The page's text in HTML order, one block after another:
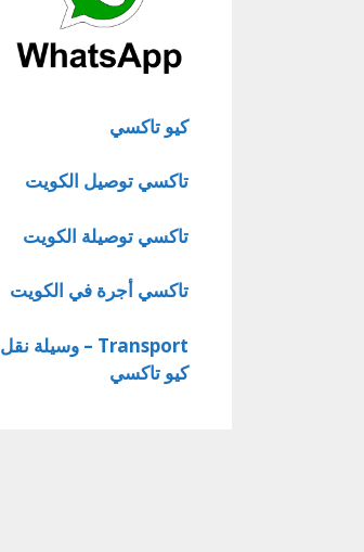
كيو تاكسي
تاكسي توصيل الكويت
تاكسي توصيلة الكويت
تاكسي أجرة في الكويت
Transport – وسيلة نقل
كيو تاكسي